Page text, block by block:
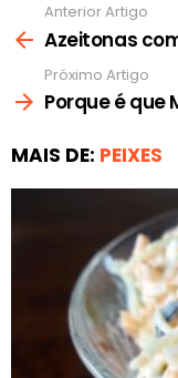
mais
Anterior Artigo
Azeitonas
Próximo Artigo
Porque é que
MAIS DE: PEIXES